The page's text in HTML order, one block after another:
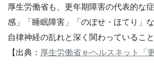
厚生労働省も、更年期障害の代表的な
感」「睡眠障害」「のぼせ・ほてり」
自律神経の乱れと深く関わっているこ
【出典： 厚生労働省 e-ヘルスネット「